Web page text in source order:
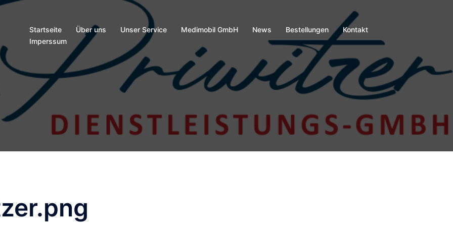
Startseite Über uns Unser Service Medimobil GmbH News Bestellungen
Kontakt
Imperssum